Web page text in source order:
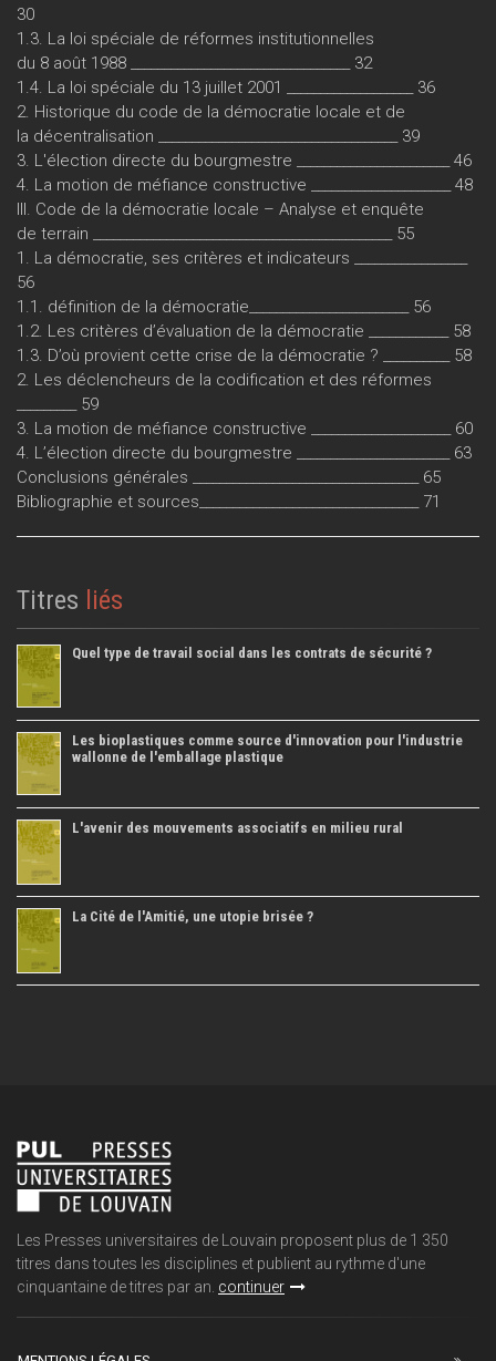
30
1.3. La loi spéciale de réformes institutionnelles
du 8 août 1988 _________________________________ 32
1.4. La loi spéciale du 13 juillet 2001 ___________________ 36
2. Historique du code de la démocratie locale et de
la décentralisation ____________________________________ 39
3. L'élection directe du bourgmestre _______________________ 46
4. La motion de méfiance constructive _____________________ 48
III. Code de la démocratie locale – Analyse et enquête
de terrain _____________________________________________ 55
1. La démocratie, ses critères et indicateurs _________________
56
1.1. définition de la démocratie________________________ 56
1.2. Les critères d’évaluation de la démocratie ____________ 58
1.3. D’où provient cette crise de la démocratie ? __________ 58
2. Les déclencheurs de la codification et des réformes
_________ 59
3. La motion de méfiance constructive _____________________ 60
4. L’élection directe du bourgmestre _______________________ 63
Conclusions générales __________________________________ 65
Bibliographie et sources_________________________________ 71
Titres liés
Quel type de travail social dans les contrats de sécurité ?
Les bioplastiques comme source d'innovation pour l'industrie
wallonne de l'emballage plastique
L'avenir des mouvements associatifs en milieu rural
La Cité de l'Amitié, une utopie brisée ?
Les Presses universitaires de Louvain proposent plus de 1 350
titres dans toutes les disciplines et publient au rythme d'une
cinquantaine de titres par an. continuer